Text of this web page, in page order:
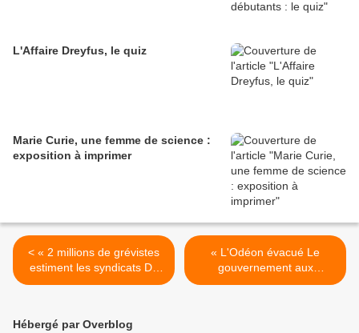
L'Affaire Dreyfus, le quiz
Marie Curie, une femme de science :
exposition à imprimer
< « 2 millions de grévistes
estiment les syndicats De
gaulle est rentré Les
19/5/1968.
« L'Odéon évacué Le
gouvernement aux
étudiants Réformons
Hébergé par Overblog